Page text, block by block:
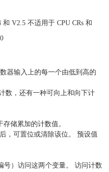
V2.5 不适用于 CPU CRs 和
器输入上的每一个由低到高的
数，还有一种可向上和向下计
储累加的计数值。
，可置位或清除该位。 预设值
号）访问这两个变量。 访问计数